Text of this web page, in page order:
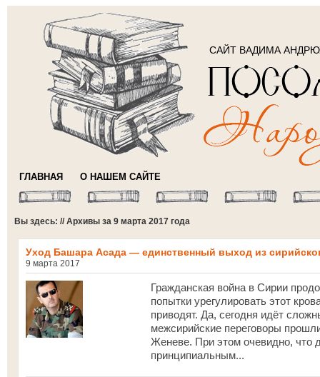
САЙТ ВАДИМА
ГЛАВНАЯ О НАШЕМ САЙТЕ
Вы здесь: // Архивы за 9 марта 2017 года
Уход Башара Асада — единственный выход из
9 марта 2017
Гражданская война в Сирии
попытки урегулировать этот
приводят. Да, сегодня идёт
межсирийские переговоры
Женеве. При этом очевидно, что
принципиальным...